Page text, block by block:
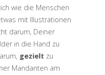
wie die Menschen
mit Illustrationen
darum, Deiner
in die Hand zu
gezielt zu
Mandanten am